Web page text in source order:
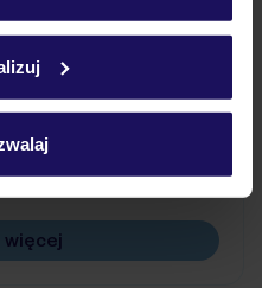
cookie znajdziesz
TUI?
karty
więcej